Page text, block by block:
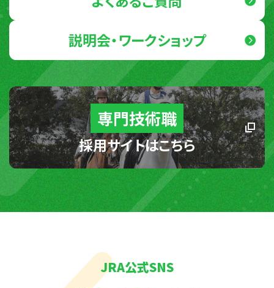
説明会・ワークショップ
専門技術職
採用サイトはこちら
JRA公式SNS